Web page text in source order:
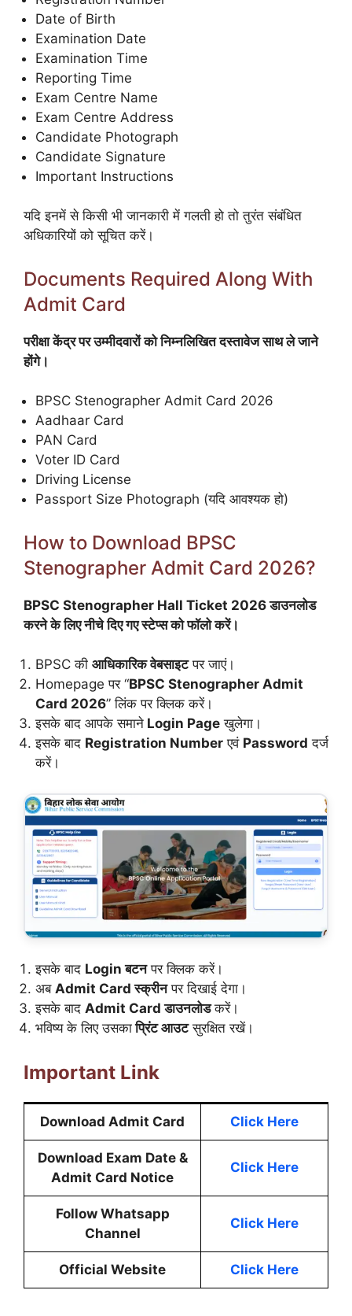
Date of Birth
Examination Date
Examination Time
Reporting Time
Exam Centre Name
Exam Centre Address
Candidate Photograph
Candidate Signature
Important Instructions
यदि इनमें से किसी भी जानकारी में गलती हो तो तुरंत संबंधित
अधिकारियों को सूचित करें।
Documents Required Along With
Admit Card
परीक्षा केंद्र पर उम्मीदवारों को निम्नलिखित दस्तावेज साथ ले जाने
होंगे।
BPSC Stenographer Admit Card 2026
Aadhaar Card
PAN Card
Voter ID Card
Driving License
Passport Size Photograph (यदि आवश्यक हो)
How to Download BPSC
Stenographer Admit Card 2026?
BPSC Stenographer Hall Ticket 2026 डाउनलोड
करने के लिए नीचे दिए गए स्टेप्स को फॉलो करें।
BPSC की आधिकारिक वेबसाइटपर जाएं।
Homepage पर “BPSC Stenographer Admit
Card 2026” लिंक पर क्लिक करें।
इसके बाद आपके समाने Login Page खुलेगा।
इसके बाद Registration Number एवं Password दर्ज
करें।
इसके बाद Login बटनपर क्लिक करें।
अब Admit Card स्क्रीनपर दिखाई देगा।
इसके बाद Admit Card डाउनलोडकरें।
भविष्य के लिए उसकाप्रिंट आउटसुरक्षित रखें।
Important Link
Download Admit Card Click Here
Download Exam Date &
Admit Card Notice
Click Here
Follow Whatsapp
Channel
Click Here
Official Website Click Here